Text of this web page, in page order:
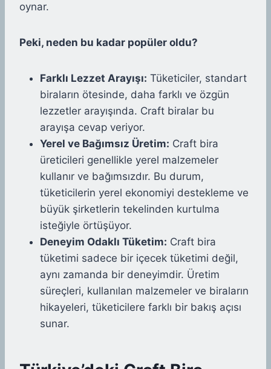
oynar.
Peki, neden bu kadar popüler oldu?
Farklı Lezzet Arayışı: Tüketiciler, standart
biraların ötesinde, daha farklı ve özgün
lezzetler arayışında. Craft biralar bu
arayışa cevap veriyor.
Yerel ve Bağımsız Üretim: Craft bira
üreticileri genellikle yerel malzemeler
kullanır ve bağımsızdır. Bu durum,
tüketicilerin yerel ekonomiyi destekleme ve
büyük şirketlerin tekelinden kurtulma
isteğiyle örtüşüyor.
Deneyim Odaklı Tüketim: Craft bira
tüketimi sadece bir içecek tüketimi değil,
aynı zamanda bir deneyimdir. Üretim
süreçleri, kullanılan malzemeler ve biraların
hikayeleri, tüketicilere farklı bir bakış açısı
sunar.